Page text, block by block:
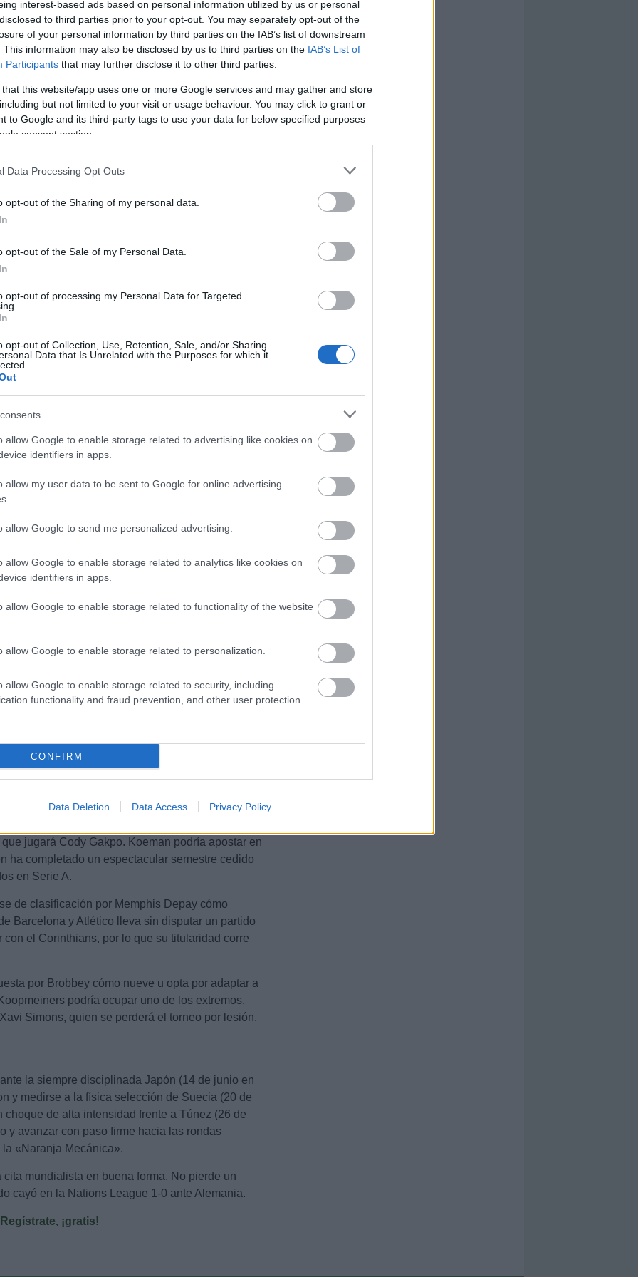
interest-based ads based on personal information utilized by us or personal
to third parties prior to your opt-out. You may separately opt-out of the
of your personal information by third parties on the IAB’s list of downstream
This information may also be disclosed by us to third parties on the IAB’s List of
Participants that may further disclose it to other third parties.
that this website/app uses one or more Google services and may gather and store
but not limited to your visit or usage behaviour. You may click to grant or
to Google and its third-party tags to use your data for below specified purposes
consent section.
Data Processing Opt Outs
opt-out of the Sharing of my personal data.
opt-out of the Sale of my Personal Data.
opt-out of processing my Personal Data for Targeted
opt-out of Collection, Use, Retention, Sale, and/or Sharing
Data that Is Unrelated with the Purposes for which it
allow Google to enable storage related to advertising like cookies on
identifiers in apps.
allow my user data to be sent to Google for online advertising
allow Google to send me personalized advertising.
allow Google to enable storage related to analytics like cookies on
identifiers in apps.
allow Google to enable storage related to functionality of the website
allow Google to enable storage related to personalization.
allow Google to enable storage related to security, including
functionality and fraud prevention, and other user protection.
CONFIRM
Data Deletion Data Access Privacy Policy
llega a la máxima cita futbolística con la firme
y bordarse por fin su primera estrella. Tras
—donde cayeron de forma dramática en los
Argentina— y alcanzar las semifinales en la
una gran transición generacional.
hasta la fecha, Países Bajos se ha ganado el
firmar tres dolorosos subcampeonatos del
y Sudáfrica 2010). Su actuación más memorable
van Gaal en Brasil 2014, cuando con un
y Robin van Persie, aplastaron a la
colgaron la medilla de bronce tras batir a los
afrontará esta Copa del Mundo fiel a la evolución
entre el clásico buen trato de balón, amplitud
por hoy es de las más imponentes y físicas del
de estrellas de nivel mundial,
Frenkie de Jong (Barcelona), junto al
o Cody Gakpo (Liverpool).
e interesantísimo para Comunio.com debido
los grandes torneos internacionales y el
las bajas en el ataque. Tampoco hay que perder
Manchester City, quien asegura puntos gracias a
desde la segunda línea.
será su once titular?
está en el Grupo D del Mundial 2026. ¿Cuál será el
Ven
sistema neerlandés 4-3-3, en el que hay
por ver dónde jugará Jurrien Timber
de Van Dijk en el centro de la defensa.
del once y entrarían en él Van Hecke.
con Frenkie de Jong, Gravenberch y Reijnders, al
jugará Cody Gakpo. Koeman podría apostar en
ha completado un espectacular semestre cedido
en Serie A.
de clasificación por Memphis Depay cómo
Barcelona y Atlético lleva sin disputar un partido
el Corinthians, por lo que su titularidad corre
por Brobbey cómo nueve u opta por adaptar a
podría ocupar uno de los extremos,
Simons, quien se perderá el torneo por lesión.
la siempre disciplinada Japón (14 de junio en
y medirse a la física selección de Suecia (20 de
de alta intensidad frente a Túnez (26 de
y avanzar con paso firme hacia las rondas
«Naranja Mecánica».
mundialista en buena forma. No pierde un
cayó en la Nations League 1-0 ante Alemania.
¡gratis!